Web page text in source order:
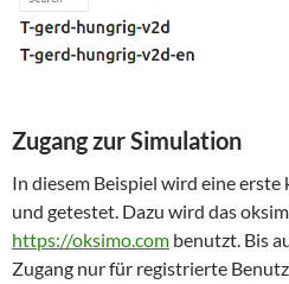
Zugang zur Simulation
In diesem Beispiel wird eine
und getestet. Dazu wird das
https://oksimo.com benutzt. Bis
Zugang nur für registrierte